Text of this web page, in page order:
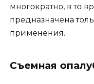
многократно, в то
предназначена
применения.
Съемная